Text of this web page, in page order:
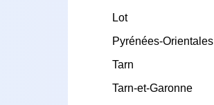
Lot
Pyrénées-Orientales
Tarn
Tarn-et-Garonne